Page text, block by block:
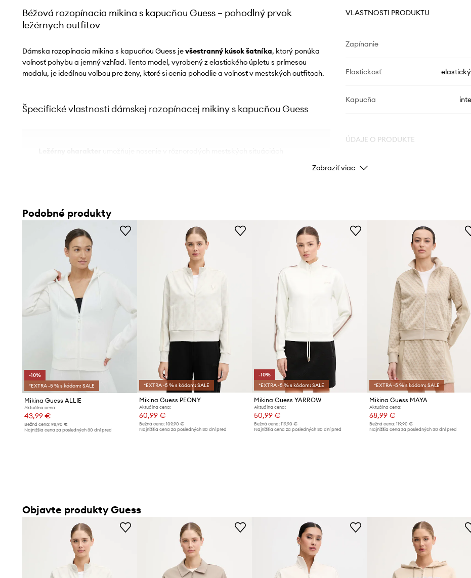
Béžová rozopínacia mikina s kapucňou Guess – pohodlný prvok
ležérnych outfitov
Dámska rozopínacia mikina s kapucňou Guess jevšestranný kúsok šatníka, ktorý ponúka
voľnosť pohybu a jemný vzhľad. Tento model, vyrobený z elastického úpletu s prímesou
modalu, je ideálnou voľbou pre ženy, ktoré si cenia pohodlie a voľnosť v mestských outfitoch.
Špecifické vlastnosti dámskej rozopínacej mikiny s kapucňou Guess
Rozopínací strih s kapucňouuľahčuje obliekanie a reguláciu teploty
Úplet s prímesou modalu je príjemný na dotyk a ľahký pre pokožku
Praktické zásuvné vrecká po stranách umožňujú uloženie drobností
Zapínanie na zips po celej dĺžke uľahčuje rýchle obliekanie
Integrovaná kapucňa poskytuje dodatočnú ochranu pred chladom
Rebrované lemy na spodnom okraji a v páse pomáhajú udržať tvar mikiny
VLASTNOSTI PRODUKTU
Zapínanie
Elastickosť
Kapucňa
ÚDAJE O PRODUKTE
Kód výrobcu
Značka
Zobraziť viac
Podobné produkty
-10%
*EXTRA -5 % s kódom: SALE
Mikina Guess ALLIE
Aktuálna cena:
43,99 €
Bežná cena: 98,90 €
Najnižšia cena za posledných 30 dní pred
*EXTRA -5 % s kódom: SALE
Mikina Guess PEONY
Aktuálna cena:
60,99 €
Bežná cena:109,90 €
Najnižšia cena za posledných 30 dní pred
-10%
*EXTRA -5 % s kódom: SALE
Mikina Guess YARROW
Aktuálna cena:
50,99 €
Bežná cena: 119,90 €
Najnižšia cena za posledných 30 dní pred
*EXTRA -5 % s kódom: SALE
Mikina Guess MAYA
Aktuálna cena:
68,99 €
Bežná cena: 119,90 €
Najnižšia cena za posledných 30 dní pred
Objavte produkty Guess